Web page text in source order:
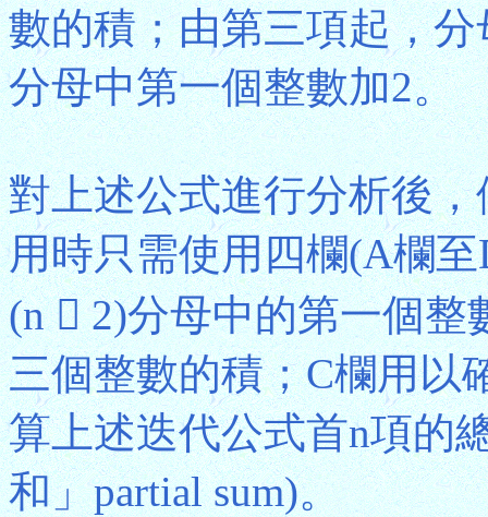
數的積；由第三項起，
分母中第一個整數加2。
對上述公式進行分析後
用時只需使用四欄(A欄
(n  2)分母中的第一個
三個整數的積；C欄用以
算上述迭代公式首n項的
和」partial sum)。